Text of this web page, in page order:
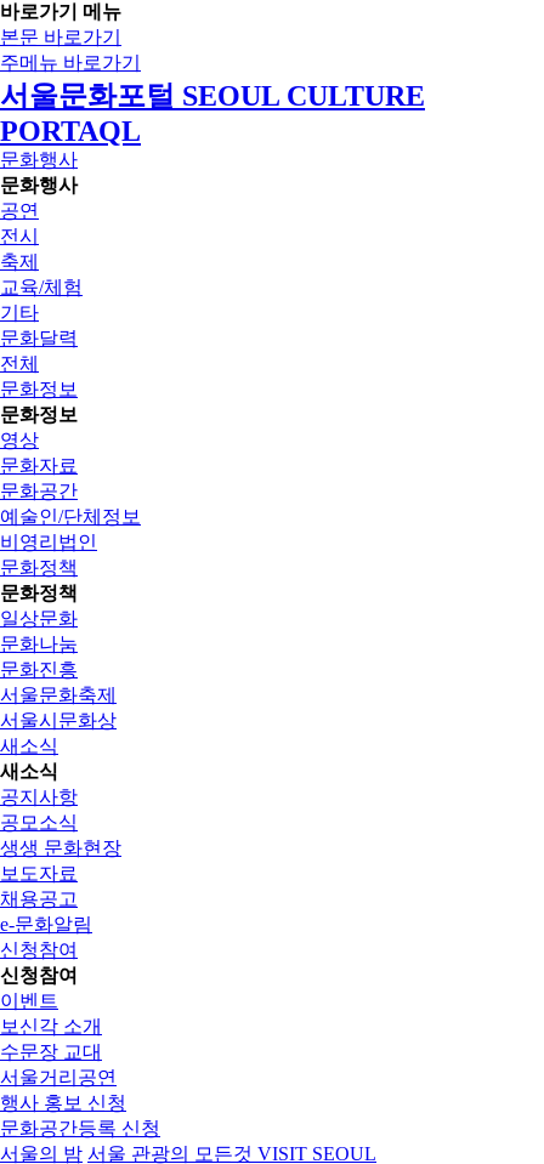
바로가기 메뉴
본문 바로가기
주메뉴 바로가기
서울문화포털 SEOUL CULTURE
PORTAQL
문화행사
문화행사
공연
전시
축제
교육/체험
기타
문화달력
전체
문화정보
문화정보
영상
문화자료
문화공간
예술인/단체정보
비영리법인
문화정책
문화정책
일상문화
문화나눔
문화진흥
서울문화축제
서울시문화상
새소식
새소식
공지사항
공모소식
생생 문화현장
보도자료
채용공고
e-문화알림
신청참여
신청참여
이벤트
보신각 소개
수문장 교대
서울거리공연
행사 홍보 신청
문화공간등록 신청
서울의 밤 서울 관광의 모든것 VISIT SEOUL